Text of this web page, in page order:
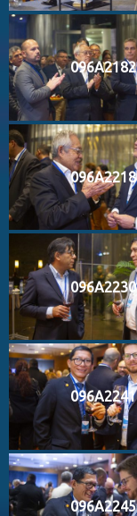
096A2182
096A2218
096A2230
096A2241
096A2245